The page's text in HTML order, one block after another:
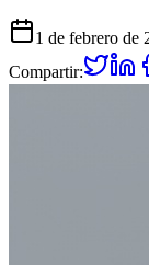
1 de febrero de
Compartir: